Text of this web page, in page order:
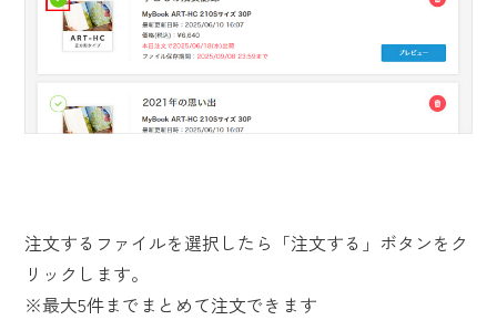
注文するファイルを選択したら「注文する」ボタンをク
リックします。
※最大5件までまとめて注文できます